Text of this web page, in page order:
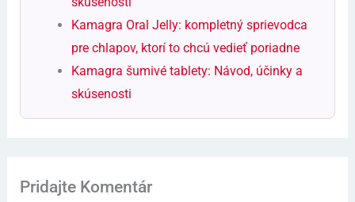
Kamagra Oral Jelly: kompletný sprievodca
pre chlapov, ktorí to chcú vedieť poriadne
Kamagra šumivé tablety: Návod, účinky a
skúsenosti
Pridajte Komentár